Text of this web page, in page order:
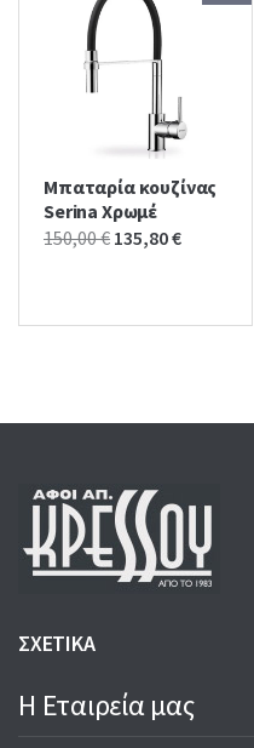
Μπαταρία κουζίνας
Serina Χρωμέ
150,00€ Original
150,00 €.
135,80€Current
135,80 €.
ΣΧΕΤΙΚΑ
Η Εταιρεία μας